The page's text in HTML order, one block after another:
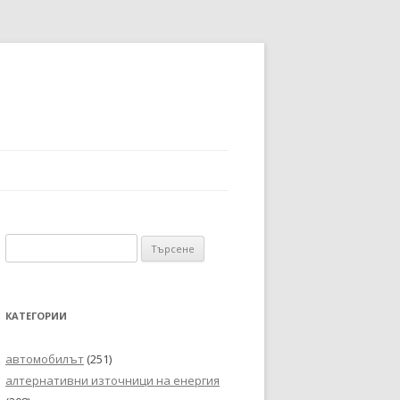
за:
КАТЕГОРИИ
автомобилът (251)
алтернативни източници на енергия